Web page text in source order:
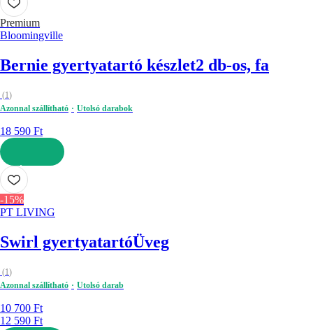
Premium
Bloomingville
Bernie gyertyatartó készlet2 db-os, fa
(1)
Azonnal szállítható
Utolsó darabok
18 590 Ft
KOSÁRBA
-15%
PT LIVING
Swirl gyertyatartóÜveg
(1)
Azonnal szállítható
Utolsó darab
10 700 Ft
12 590 Ft